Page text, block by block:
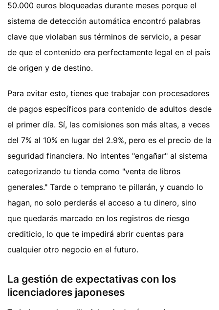
50.000 euros bloqueadas durante meses porque el
sistema de detección automática encontró palabras
clave que violaban sus términos de servicio, a pesar
de que el contenido era perfectamente legal en el país
de origen y de destino.
Para evitar esto, tienes que trabajar con procesadores
de pagos específicos para contenido de adultos desde
el primer día. Sí, las comisiones son más altas, a veces
del 7% al 10% en lugar del 2.9%, pero es el precio de la
seguridad financiera. No intentes "engañar" al sistema
categorizando tu tienda como "venta de libros
generales." Tarde o temprano te pillarán, y cuando lo
hagan, no solo perderás el acceso a tu dinero, sino
que quedarás marcado en los registros de riesgo
crediticio, lo que te impedirá abrir cuentas para
cualquier otro negocio en el futuro.
La gestión de expectativas con los
licenciadores japoneses